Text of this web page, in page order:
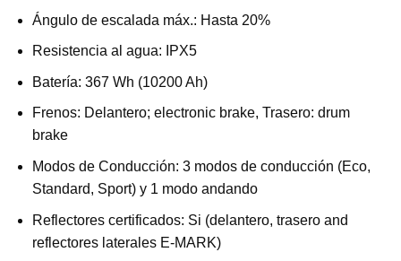
Ángulo de escalada máx.: Hasta 20%
Resistencia al agua: IPX5
Batería: 367 Wh (10200 Ah)
Frenos: Delantero; electronic brake, Trasero: drum
brake
Modos de Conducción: 3 modos de conducción (Eco,
Standard, Sport) y 1 modo andando
Reflectores certificados: Si (delantero, trasero and
reflectores laterales E-MARK)